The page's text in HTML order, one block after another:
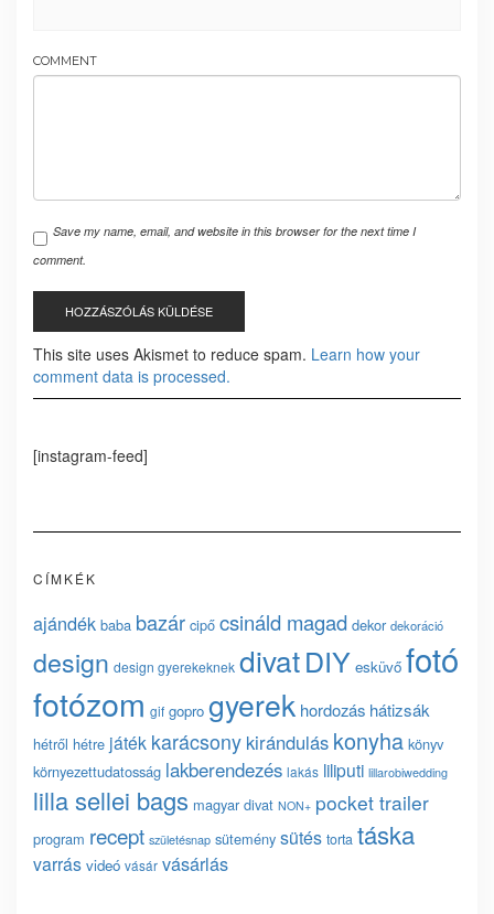
COMMENT
Save my name, email, and website in this browser for the next time I
comment.
This site uses Akismet to reduce spam. Learn how your
comment data is processed.
[instagram-feed]
CÍMKÉK
ajándék baba bazár cipő csináld magad dekor dekoráció
design design gyerekeknek divatDIY esküvő fotó
fotózom gif gopro gyerek hordozás hátizsák
hétről hétre játék karácsony kirándulás konyha könyv
környezettudatosság lakberendezés lakás liliputi lillarobiwedding
lilla sellei bags magyar divat NON+ pocket trailer
program recept születésnap sütemény sütés torta táska
varrás videó vásár vásárlás